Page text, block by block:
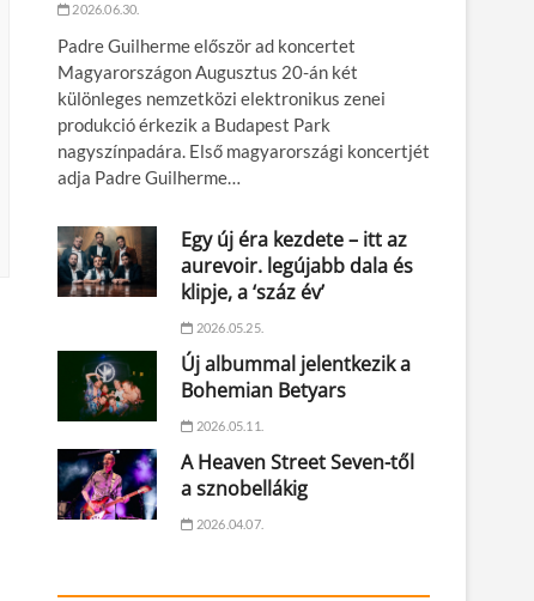
2026.06.30.
Padre Guilherme először ad koncertet
Magyarországon Augusztus 20-án két
különleges nemzetközi elektronikus zenei
produkció érkezik a Budapest Park
nagyszínpadára. Első magyarországi koncertjét
adja Padre Guilherme…
Egy új éra kezdete – itt az
aurevoir. legújabb dala és
klipje, a ‘száz év’
2026.05.25.
Új albummal jelentkezik a
Bohemian Betyars
2026.05.11.
A Heaven Street Seven-től
a sznobellákig
2026.04.07.